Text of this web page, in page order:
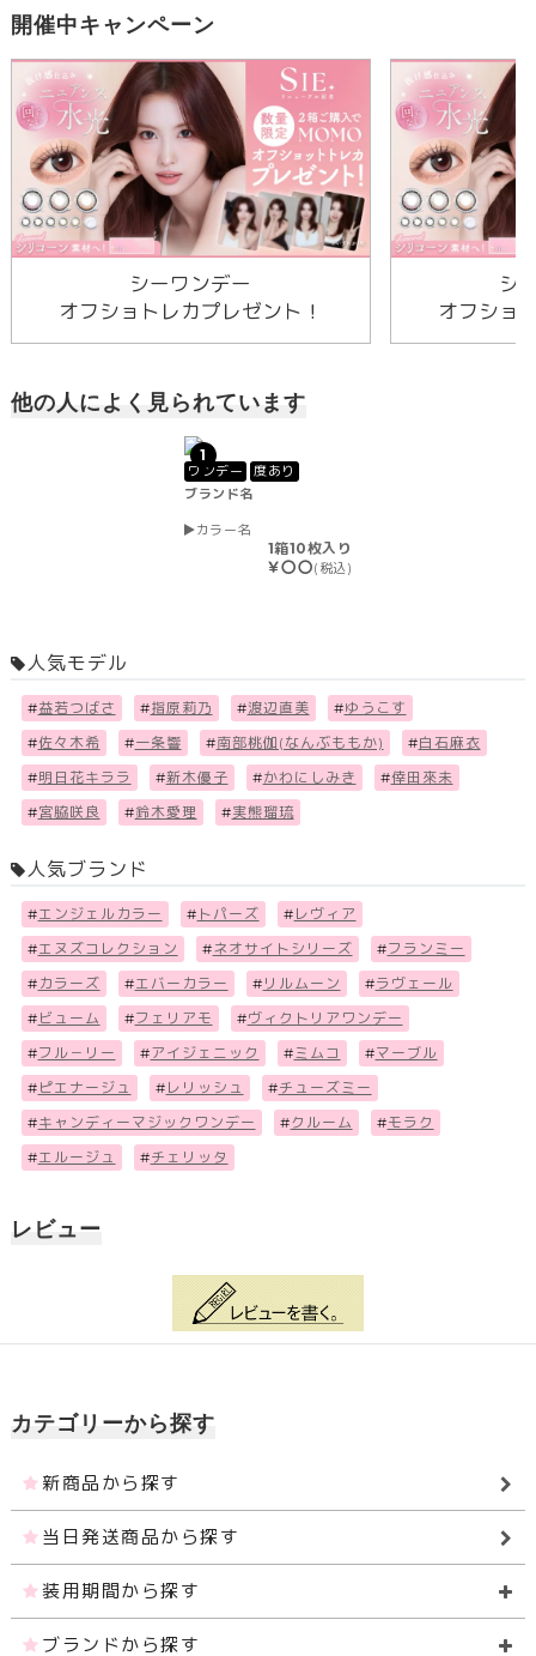
開催中キャンペーン
シーワンデー
オフショトレカプレゼント！
シ
オフショ
他の人によく見られています
1
ワンデー
度あり
ブランド名
カラー名
1箱10枚入り
￥〇〇(税込)
人気モデル
#益若つばさ #指原莉乃 #渡辺直美 #ゆうこす
#佐々木希 #一条響 #南部桃伽(なんぶももか) #白石麻衣
#明日花キララ #新木優子 #かわにしみき #倖田來未
#宮脇咲良 #鈴木愛理 #実熊瑠琉
人気ブランド
#エンジェルカラー # トパーズ # レヴィア
#エヌズコレクション #ネオサイトシリーズ #フランミー
# カラーズ #エバーカラー # リルムーン #ラヴェール
# ビューム #フェリアモ #ヴィクトリアワンデー
#フル－リー #アイジェニック #ミムコ #マーブル
# ピエナージュ # レリッシュ #チューズミー
#キャンディーマジックワンデー #クルーム #モラク
#エルージュ #チェリッタ
レビュー
カテゴリーから探す
新商品から探す
当日発送商品から探す
装用期間から探す
ブランドから探す